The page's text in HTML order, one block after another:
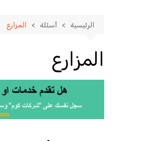
مصطلحات اقتصادية
فنادق
الرئيسية أسئلة المزارع
المزارع